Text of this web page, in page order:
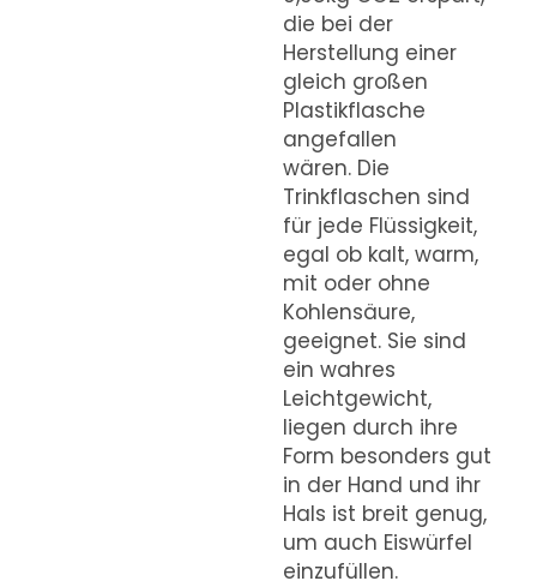
die bei der
Herstellung einer
gleich großen
Plastikflasche
angefallen
wären. Die
Trinkflaschen sind
für jede Flüssigkeit,
egal ob kalt, warm,
mit oder ohne
Kohlensäure,
geeignet. Sie sind
ein wahres
Leichtgewicht,
liegen durch ihre
Form besonders gut
in der Hand und ihr
Hals ist breit genug,
um auch Eiswürfel
einzufüllen.